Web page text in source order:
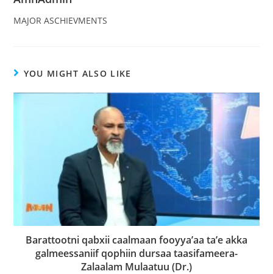
MAJOR ASCHIEVMENTS
YOU MIGHT ALSO LIKE
Barattootni qabxii caalmaan fooyya’aa ta’e akka
galmeessaniif qophiin dursaa taasifameera-
Zalaalam Mulaatuu (Dr.)